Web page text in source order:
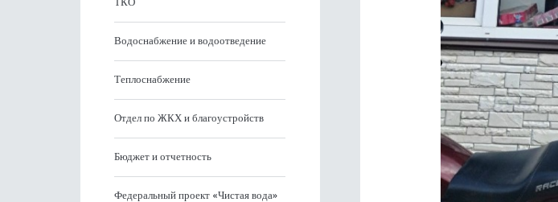
Водоснабжение и водоотведение
Теплоснабжение
Отдел по ЖКХ и благоустройств
Бюджет и отчетность
Федеральный проект «Чистая вода»